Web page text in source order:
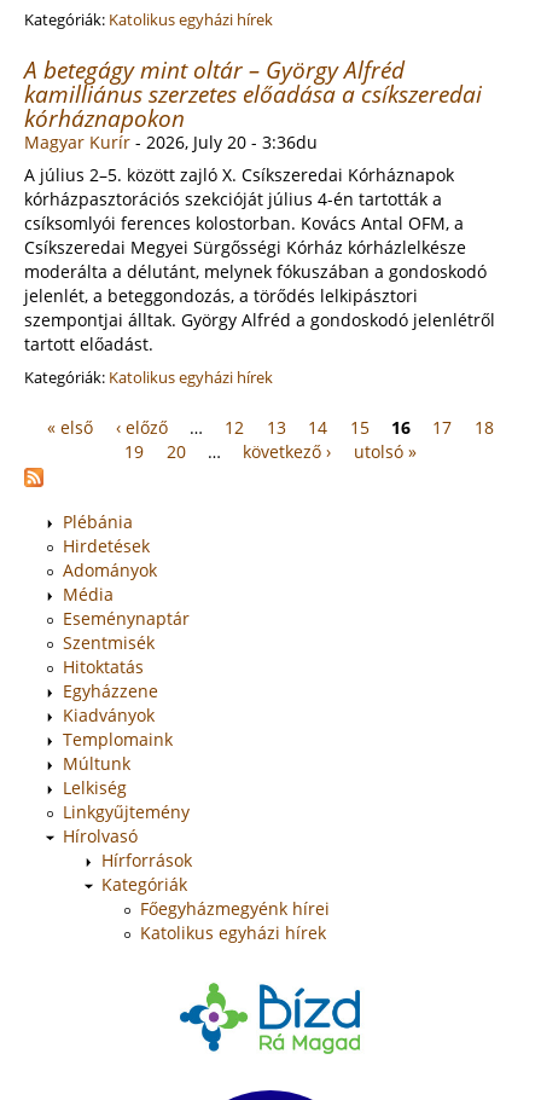
Kategóriák: Katolikus egyházi hírek
A betegágy mint oltár – György Alfréd
kamilliánus szerzetes előadása a csíkszeredai
kórháznapokon
Magyar Kurír - 2026, July 20 - 3:36du
A július 2–5. között zajló X. Csíkszeredai Kórháznapok
kórházpasztorációs szekcióját július 4-én tartották a
csíksomlyói ferences kolostorban. Kovács Antal OFM, a
Csíkszeredai Megyei Sürgősségi Kórház kórházlelkésze
moderálta a délutánt, melynek fókuszában a gondoskodó
jelenlét, a beteggondozás, a törődés lelkipásztori
szempontjai álltak. György Alfréd a gondoskodó jelenlétről
tartott előadást.
Kategóriák: Katolikus egyházi hírek
« első ‹ előző … 12 13 14 15 16 17
18
19
20 … következő › utolsó »
Plébánia
Hirdetések
Adományok
Média
Eseménynaptár
Szentmisék
Hitoktatás
Egyházzene
Kiadványok
Templomaink
Múltunk
Lelkiség
Linkgyűjtemény
Hírolvasó
Hírforrások
Kategóriák
Főegyházmegyénk hírei
Katolikus egyházi hírek